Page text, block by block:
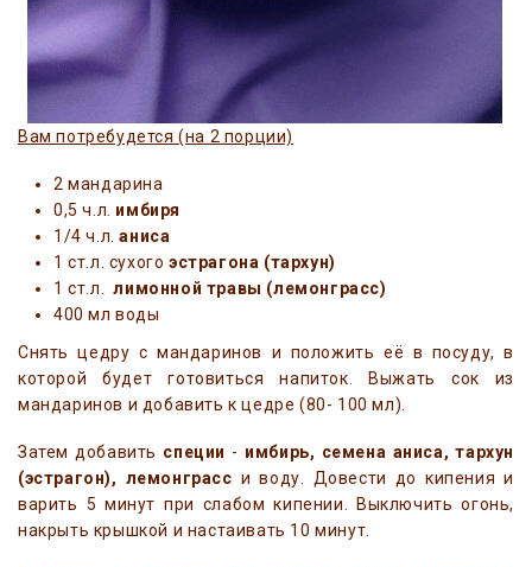
Вам потребудется (на 2 порции)
2 мандарина
0,5 ч.л. имбиря
1/4 ч.л.аниса
1 ст.л. сухого эстрагона (тархун)
1 ст.л.лимонной травы (лемонграсс)
400 мл воды
Снять цедру с мандаринов и положить её в посуду, в
которой будет готовиться напиток. Выжать сок из
мандаринов и добавить к цедре (80- 100 мл).
Затем добавить специи - имбирь, семена аниса, тархун
(эстрагон), лемонграсс и воду. Довести до кипения и
варить 5 минут при слабом кипении. Выключить огонь,
накрыть крышкой и настаивать 10 минут.